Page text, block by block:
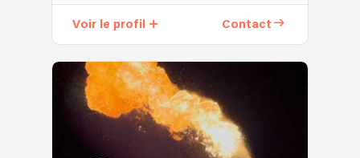
agence
événementielle
2008
Jessica
Voir le profil Contact